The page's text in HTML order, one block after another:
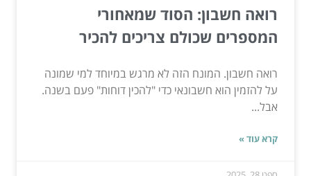
רואה חשבון: הסוד שמאחורי
המספרים שכולם צריכים להכיר
רואה חשבון. המונח הזה לא מרגש במיוחד למי שמונה
על להזמין הוא חשבונאי כדי "להכין דוחות" פעם בשנה.
אבל...
קרא עוד »